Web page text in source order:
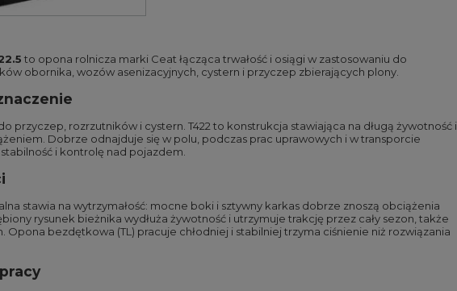
to opona rolnicza marki Ceat łącząca trwałość i osiągi w zastosowaniu do
obornika, wozów asenizacyjnych, cystern i przyczep zbierających plony.
przyczep, rozrzutników i cystern. T422 to konstrukcja stawiająca na długą żywotność i
Dobrze odnajduje się w polu, podczas prac uprawowych i w transporcie
i kontrolę nad pojazdem.
stawia na wytrzymałość: mocne boki i sztywny karkas dobrze znoszą obciążenia
rysunek bieżnika wydłuża żywotność i utrzymuje trakcję przez cały sezon, także
Opona bezdętkowa (TL) pracuje chłodniej i stabilniej trzyma ciśnienie niż rozwiązania